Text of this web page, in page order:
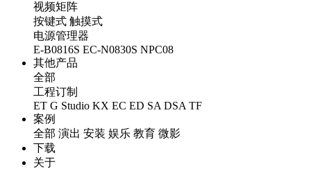
视频矩阵
按键式 触摸式
电源管理器
E-B0816S EC-N0830S NPC08
其他产品
全部
工程订制
ET G Studio KX EC ED SA DSA TF
案例
全部 演出 安装 娱乐 教育 微影
下载
关于